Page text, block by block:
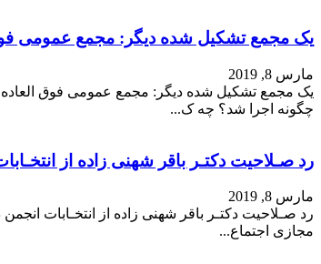
یک مجمع تشکیل شده دیگر: مجمع عمومی
مارس 8, 2019
چگونه اجرا شد؟ چه ک...
رد صـلاحیت دکتـر باقر شهنی زاده از
مارس 8, 2019
رد صـلاحیت دکتـر باقر شهنی زاده از انتخـابات
مجازی اجتماع...